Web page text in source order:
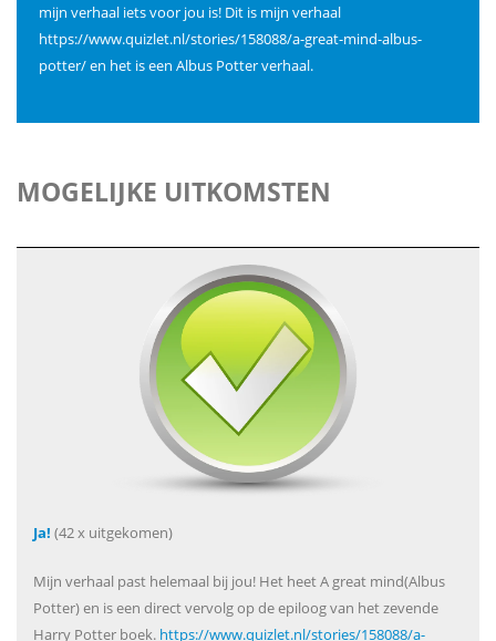
mijn verhaal iets voor jou is! Dit is mijn verhaal
https://www.quizlet.nl/stories/158088/a-great-mind-albus-
potter/en het is een Albus Potter verhaal.
MOGELIJKE UITKOMSTEN
Ja! (42 x uitgekomen)
Mijn verhaal past helemaal bij jou! Het heet A great mind(Albus
Potter) en is een direct vervolg op de epiloog van het zevende
Harry Potter boek. https://www.quizlet.nl/stories/158088/a-